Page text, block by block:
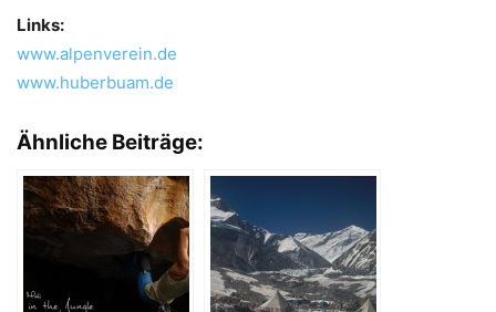
Links:
www.alpenverein.de
www.huberbuam.de
Ähnliche Beiträge: